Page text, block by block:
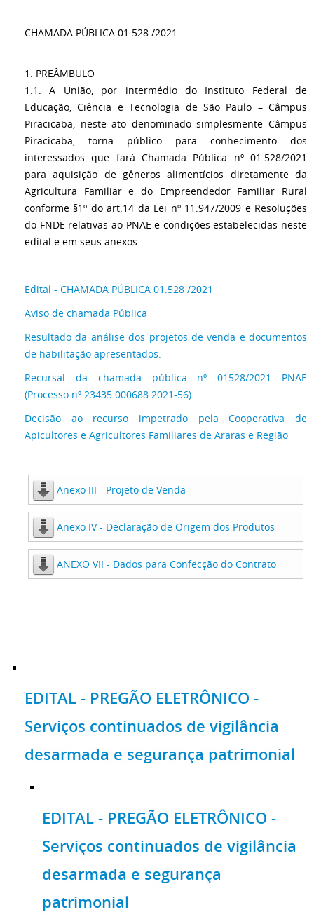
CHAMADA PÚBLICA 01.528 /2021
1. PREÂMBULO
1.1. A União, por intermédio do Instituto Federal de
Educação, Ciência e Tecnologia de São Paulo – Câmpus
Piracicaba, neste ato denominado simplesmente Câmpus
Piracicaba, torna público para conhecimento dos
interessados que fará Chamada Pública nº 01.528/2021
para aquisição de gêneros alimentícios diretamente da
Agricultura Familiar e do Empreendedor Familiar Rural
conforme §1º do art.14 da Lei nº 11.947/2009 e Resoluções
do FNDE relativas ao PNAE e condições estabelecidas neste
edital e em seus anexos.
Edital - CHAMADA PÚBLICA 01.528 /2021
Aviso de chamada Pública
Resultado da análise dos projetos de venda e documentos
de habilitação apresentados.
Recursal da chamada pública nº 01528/2021 PNAE
(Processo nº 23435.000688.2021-56)
Decisão ao recurso impetrado pela Cooperativa de
Apicultores e Agricultores Familiares de Araras e Região
Anexo III - Projeto de Venda
Anexo IV - Declaração de Origem dos Produtos
ANEXO VII - Dados para Confecção do Contrato
EDITAL - PREGÃO ELETRÔNICO -
Serviços continuados de vigilância
desarmada e segurança patrimonial
EDITAL - PREGÃO ELETRÔNICO -
Serviços continuados de vigilância
desarmada e segurança
patrimonial